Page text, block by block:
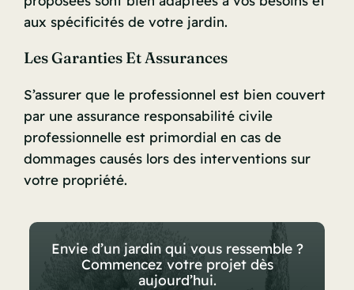
aux spécificités de votre jardin.
Les Garanties Et Assurances
S’assurer que le professionnel est bien couvert
par une assurance responsabilité civile
professionnelle est primordial en cas de
dommages causés lors des interventions sur
votre propriété.
Envie d’un jardin qui vous ressemble ?
Commencez votre projet dès
aujourd’hui.